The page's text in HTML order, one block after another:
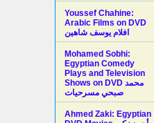
Youssef Chahine:
Arabic Films on DVD
افلام يوسف شاهين
Mohamed Sobhi:
Egyptian Comedy
Plays and Television
Shows on DVD محمد
صبحي مسرحيات
Ahmed Zaki: Egyptian